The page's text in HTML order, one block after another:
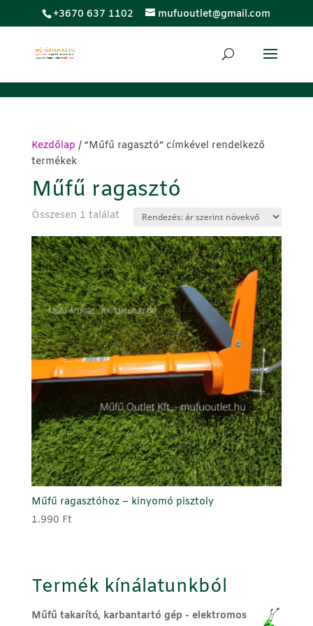
+3670 637 1102 mufuoutlet@gmail.com
Kezdőlap / “Műfű ragasztó” címkével rendelkező
termékek
Műfű ragasztó
Összesen 1 találat
Műfű ragasztóhoz – kinyomó pisztoly
1.990 Ft
Termék kínálatunkból
Műfű takarító, karbantartó gép - elektromos